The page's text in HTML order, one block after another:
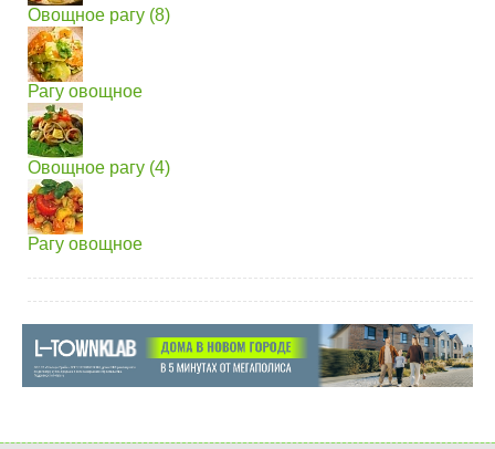
Овощное рагу (8)
Рагу овощное
Овощное рагу (4)
Рагу овощное